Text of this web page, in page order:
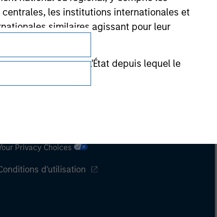
les institutions internationales et
similaires agissant pour leur
réglementation de l'État depuis lequel le
Privacy Choices
d'utilisation